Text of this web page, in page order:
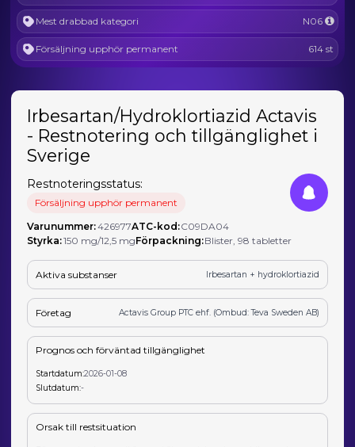
Mest drabbad kategori N06
Försäljning upphör permanent 614 st
Irbesartan/Hydroklortiazid Actavis
- Restnotering och tillgänglighet i
Sverige
Restnoteringsstatus:
Försäljning upphör permanent
Varunummer:426977ATC-kod:C09DA04
Styrka:150 mg/12,5 mgFörpackning:Blister, 98 tabletter
Aktiva substanser Irbesartan + hydroklortiazid
Företag Actavis Group PTC ehf. (Ombud: Teva Sweden AB)
Prognos och förväntad tillgänglighet
Startdatum:2026-01-08
Slutdatum:-
Orsak till restsituation